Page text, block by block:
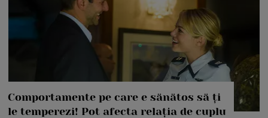
Comportamente pe care e sănătos să ți
le temperezi! Pot afecta relația de cuplu